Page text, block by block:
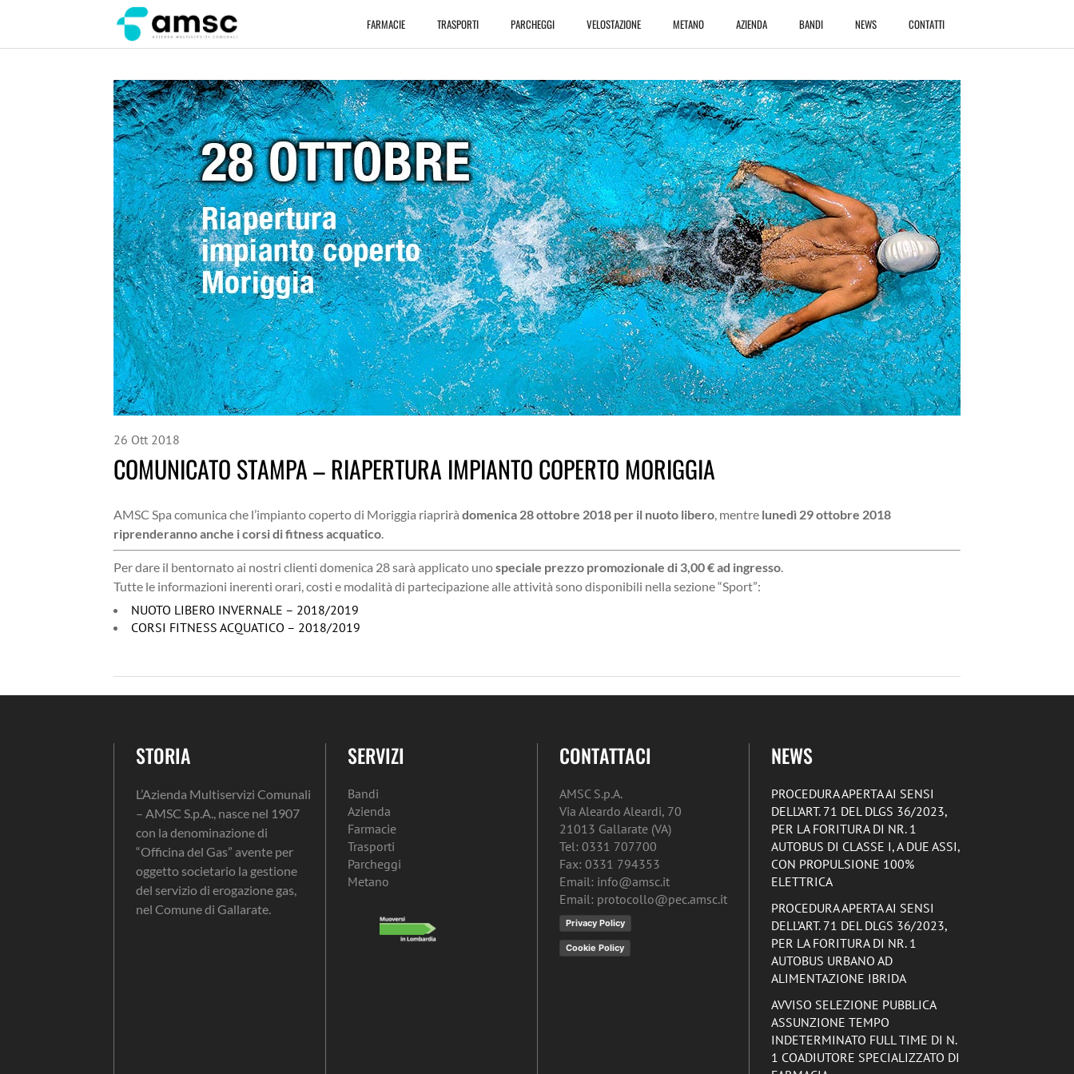
FARMACIE TRASPORTI PARCHEGGI VELOSTAZIONE METANO AZIENDA BANDI NEWS CONTATTI
26 Ott 2018
COMUNICATO STAMPA – RIAPERTURA IMPIANTO COPERTO MORIGGIA
AMSC Spa comunica che l’impianto coperto di Moriggia riaprirà domenica 28 ottobre 2018 per il nuoto libero, mentre lunedì 29 ottobre 2018
riprenderanno anche i corsi di fitness acquatico.
Per dare il bentornato ai nostri clienti domenica 28 sarà applicato unospeciale prezzo promozionale di 3,00 € ad ingresso.
Tutte le informazioni inerenti orari, costi e modalità di partecipazione alle attività sono disponibili nella sezione “Sport”:
NUOTO LIBERO INVERNALE – 2018/2019
CORSI FITNESS ACQUATICO – 2018/2019
STORIA
L’Azienda Multiservizi Comunali
– AMSC S.p.A., nasce nel 1907
con la denominazione di
“Officina del Gas” avente per
oggetto societario la gestione
del servizio di erogazione gas,
nel Comune di Gallarate.
SERVIZI
Bandi
Azienda
Farmacie
Trasporti
Parcheggi
Metano
CONTATTACI
AMSC S.p.A.
Via Aleardo Aleardi, 70
21013 Gallarate (VA)
Tel: 0331 707700
Fax: 0331 794353
Email: info@amsc.it
Email: protocollo@pec.amsc.it
Privacy Policy
Cookie Policy
NEWS
PROCEDURA APERTA AI SENSI
DELL’ART. 71 DEL DLGS 36/2023,
PER LA FORITURA DI NR. 1
AUTOBUS DI CLASSE I, A DUE ASSI,
CON PROPULSIONE 100%
ELETTRICA
PROCEDURA APERTA AI SENSI
DELL’ART. 71 DEL DLGS 36/2023,
PER LA FORITURA DI NR. 1
AUTOBUS URBANO AD
ALIMENTAZIONE IBRIDA
AVVISO SELEZIONE PUBBLICA
ASSUNZIONE TEMPO
INDETERMINATO FULL TIME DI N.
1 COADIUTORE SPECIALIZZATO DI